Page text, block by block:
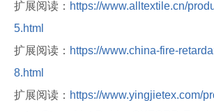
扩展阅读： https://www.alltextile.cn/
5.html
扩展阅读： https://www.china-fire-
8.html
扩展阅读： https://www.yingjietex.com/